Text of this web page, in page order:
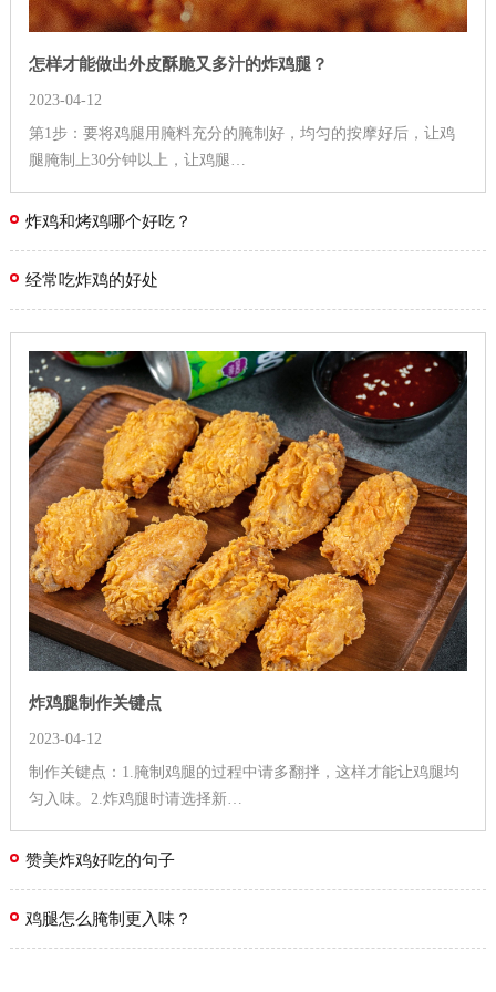
怎样才能做出外皮酥脆又多汁的炸鸡腿？
2023-04-12
第1步：要将鸡腿用腌料充分的腌制好，均匀的按摩好后，让鸡
腿腌制上30分钟以上，让鸡腿…
炸鸡和烤鸡哪个好吃？
经常吃炸鸡的好处
炸鸡腿制作关键点
2023-04-12
制作关键点：1.腌制鸡腿的过程中请多翻拌，这样才能让鸡腿均
匀入味。2.炸鸡腿时请选择新…
赞美炸鸡好吃的句子
鸡腿怎么腌制更入味？